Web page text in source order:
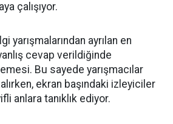
çalışıyor.
yarışmalarından ayrılan en
cevap verildiğinde
Bu sayede yarışmacılar
ekran başındaki izleyiciler
anlara tanıklık ediyor.